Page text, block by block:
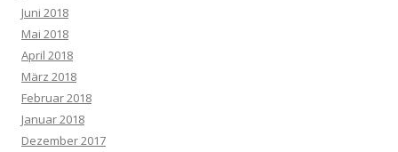
Juni 2018
Mai 2018
April 2018
März 2018
Februar 2018
Januar 2018
Dezember 2017